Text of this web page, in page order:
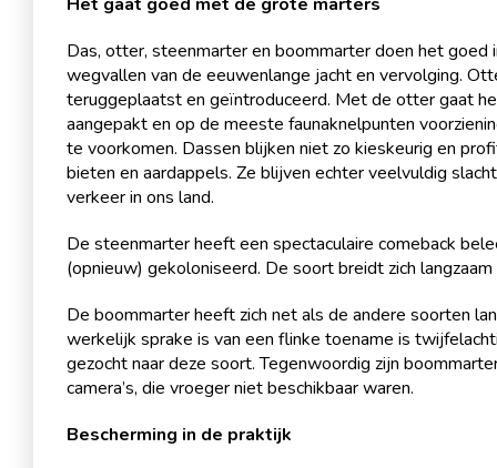
Das, otter, steenmarter en boommarter doen het goed
wegvallen van de eeuwenlange jacht en vervolging.
teruggeplaatst en geïntroduceerd. Met de otter gaat
aangepakt en op de meeste faunaknelpunten
te voorkomen. Dassen blijken niet zo kieskeurig en
bieten en aardappels. Ze blijven echter veelvuldig
verkeer in ons land.
De steenmarter heeft een spectaculaire comeback
(opnieuw) gekoloniseerd. De soort breidt zich
De boommarter heeft zich net als de andere soorten
werkelijk sprake is van een flinke toename is
gezocht naar deze soort. Tegenwoordig zijn
camera’s, die vroeger niet beschikbaar waren.
Bescherming in de praktijk